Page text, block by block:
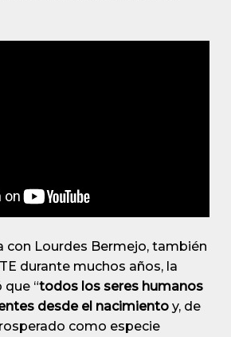
con Lourdes Bermejo, también
durante muchos años, la
“todos los seres humanos
desde el nacimientoy, de
como especie